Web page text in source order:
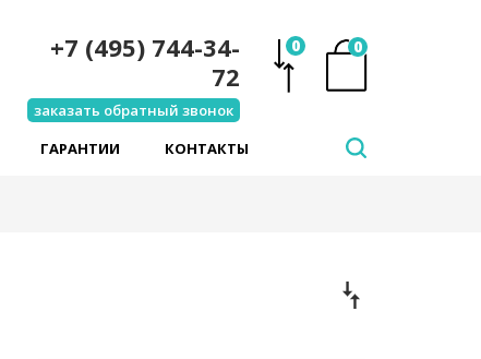
0
0
+7 (495) 744-34-
72
заказать обратный звонок
ГАРАНТИИ КОНТАКТЫ